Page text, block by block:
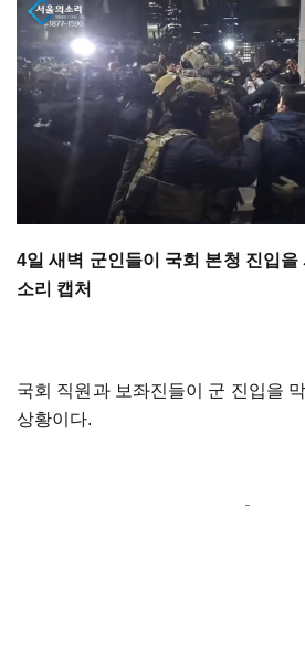
4일 새벽 군인들이 국회 본청 진입을
소리 캡처
국회 직원과 보좌진들이 군 진입을
상황이다.